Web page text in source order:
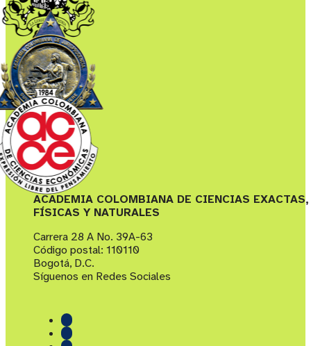
ACADEMIA COLOMBIANA DE CIENCIAS EXACTAS,
FÍSICAS Y NATURALES
Carrera 28 A No. 39A-63
Código postal: 110110
Bogotá, D.C.
Síguenos en Redes Sociales